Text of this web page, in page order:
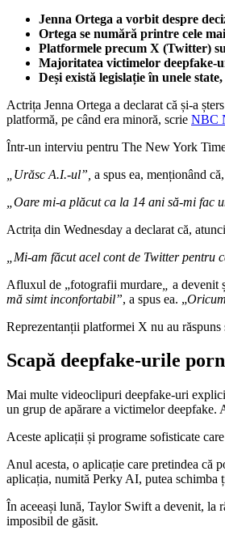
Jenna Ortega a vorbit despre
Ortega se numără printre cele
Platformele precum X (Twitter)
Majoritatea victimelor deepfake-
Deși există legislație în unele
Actrița Jenna Ortega a declarat că și-a
platformă, pe când era minoră, scrie NBC
Într-un interviu pentru The New York
„Urăsc A.I.-ul”, a spus ea, menționând că,
„Oare mi-a plăcut ca la 14 ani să-mi fac
Actrița din Wednesday a declarat că,
„Mi-am făcut acel cont de Twitter pentru
Afluxul de „fotografii murdare
a devenit
mă simt inconfortabil”, a spus ea. „
Reprezentanții platformei X nu au
Scapă deepfake-urile
Mai multe videoclipuri deepfake-uri
un grup de apărare a victimelor deepfake.
Aceste aplicații și programe sofisticate
Anul acesta, o aplicație care pretindea că
aplicația, numită Perky AI, putea schimba
În aceeași lună, Taylor Swift a devenit, la
imposibil de găsit.